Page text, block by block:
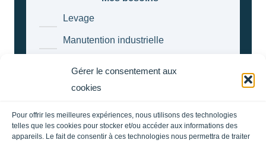
Gérer le consentement aux
cookies
Pour offrir les meilleures expériences, nous utilisons des technologies
telles que les cookies pour stocker et/ou accéder aux informations des
appareils. Le fait de consentir à ces technologies nous permettra de traiter
Levage
Manutention industrielle
Location de matériels
Solutions de stockage intérieures-
extérieures